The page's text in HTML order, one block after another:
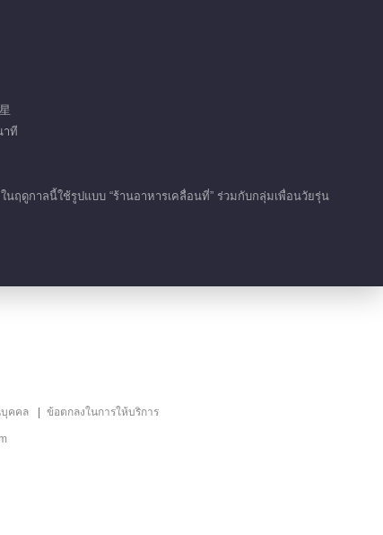
เน้น EP 3 No.10 ครัวจีน 4
01:33
าที
ดูกาลนี้ใช้รูปแบบ “ร้านอาหารเคลื่อนที่” ร่วมกับกลุ่มเพื่อนวัยรุ่น
คคล ข้อตกลงในการให้บริการ